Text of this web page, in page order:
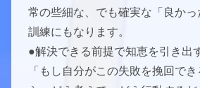
常の些細な、でも確実な「良かっ
訓練にもなります。
●解決できる前提で知恵を引き出
「もし自分がこの失敗を挽回で